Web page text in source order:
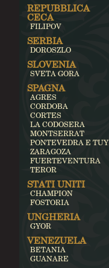
REPUBBLICA
CECA
FILIPOV
SERBIA
DOROSZLO
SLOVENIA
SVETA GORA
SPAGNA
AGRES
CORDOBA
CORTES
LA CODOSERA
MONTSERRAT
PONTEVEDRA E TUY
ZARAGOZA
FUERTEVENTURA
TEROR
STATI UNITI
CHAMPION
FOSTORIA
UNGHERIA
GYOR
VENEZUELA
BETANIA
GUANARE